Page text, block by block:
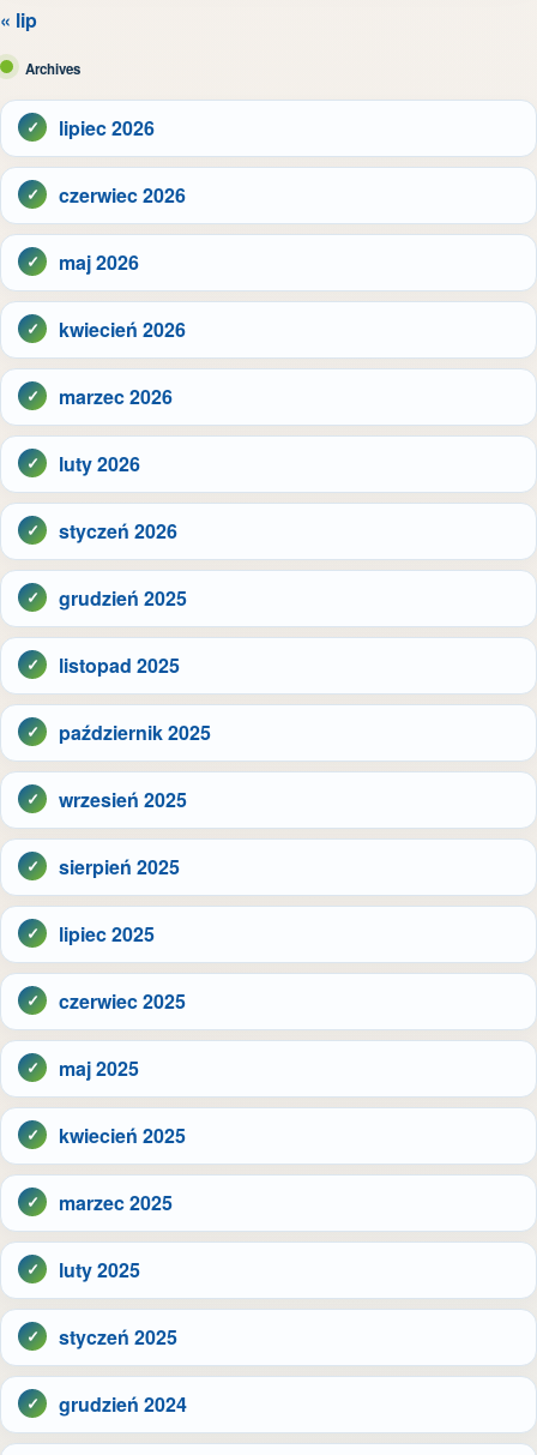
« lip
Archives
lipiec 2026
czerwiec 2026
maj 2026
kwiecień 2026
marzec 2026
luty 2026
styczeń 2026
grudzień 2025
listopad 2025
październik 2025
wrzesień 2025
sierpień 2025
lipiec 2025
czerwiec 2025
maj 2025
kwiecień 2025
marzec 2025
luty 2025
styczeń 2025
grudzień 2024